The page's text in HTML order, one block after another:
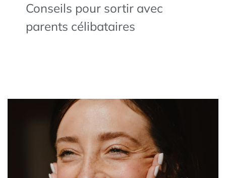
Conseils pour sortir avec
parents célibataires